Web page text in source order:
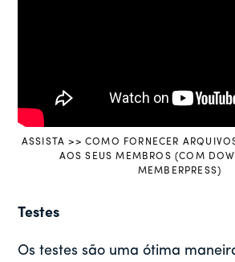
ASSISTA >> COMO FORNECER
AOS SEUS MEMBROS (COM
MEMBERPRESS)
Testes
Os testes são uma ótima